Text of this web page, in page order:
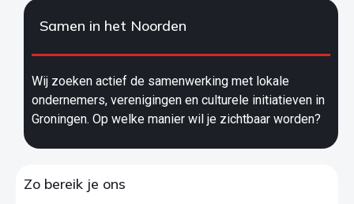
Samen in het Noorden
Wij zoeken actief de samenwerking met lokale
ondernemers, verenigingen en culturele initiatieven in
Groningen. Op welke manier wil je zichtbaar worden?
Zo bereik je ons